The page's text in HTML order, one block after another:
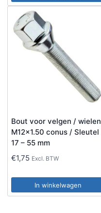
Bout voor velgen / wielen
M12x1.50 conus / Sleutel
17 – 55 mm
€1,75 Excl. BTW
In winkelwagen